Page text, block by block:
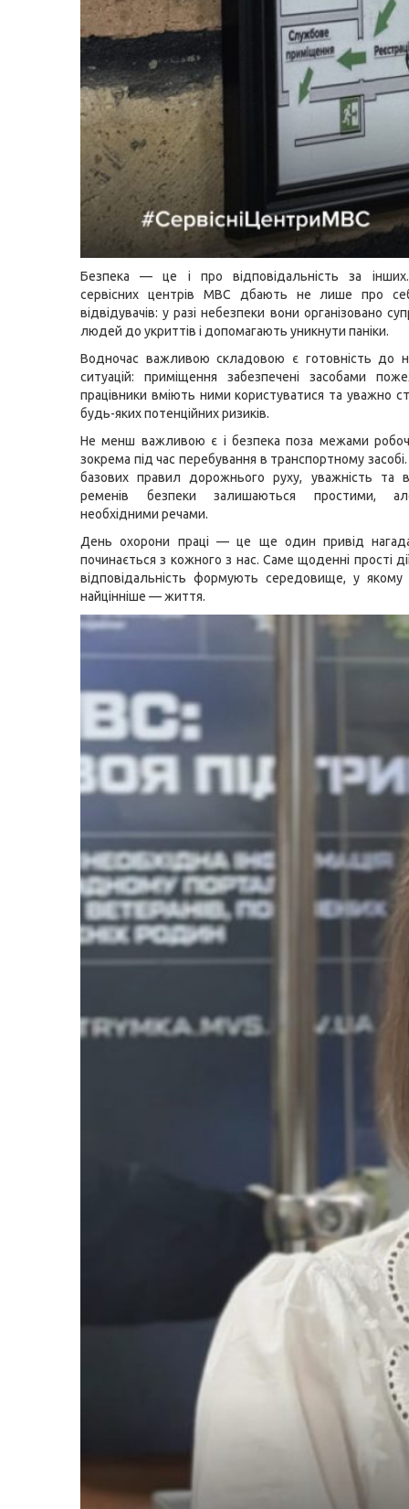
Безпека — це і про відповідальність за інших.
сервісних центрів МВС дбають не лише про
відвідувачів: у разі небезпеки вони організовано
людей до укриттів і допомагають уникнути паніки.
Водночас важливою складовою є готовність до
ситуацій: приміщення забезпечені засобами
працівники вміють ними користуватися та уважно
будь-яких потенційних ризиків.
Не менш важливою є і безпека поза межами
зокрема під час перебування в транспортному
базових правил дорожнього руху, уважність та
ременів безпеки залишаються простими,
необхідними речами.
День охорони праці — це ще один привід
починається з кожного з нас. Саме щоденні прості
відповідальність формують середовище, у якому
найцінніше — життя.